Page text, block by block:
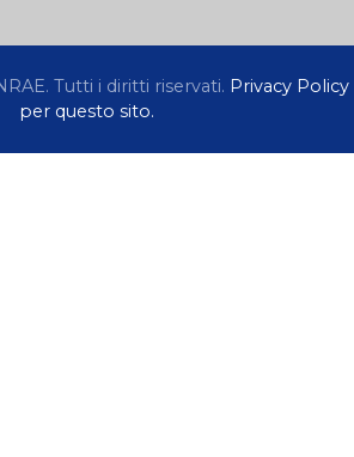
Tutti i diritti riservati. Privacy Policy
per questo sito.